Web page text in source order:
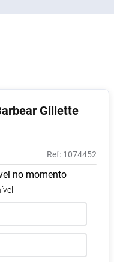
Gillette
: 1074452
no momento